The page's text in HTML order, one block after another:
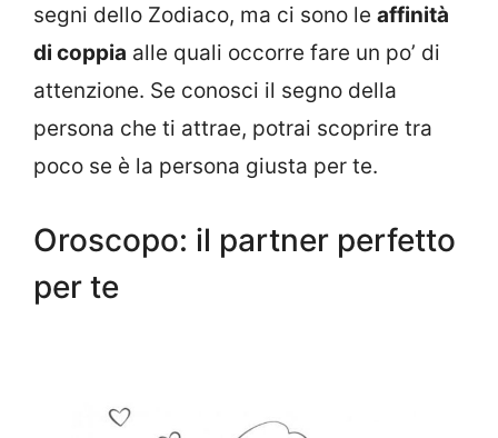
segni dello Zodiaco, ma ci sono le affinità
di coppia alle quali occorre fare un po’ di
attenzione. Se conosci il segno della
persona che ti attrae, potrai scoprire tra
poco se è la persona giusta per te.
Oroscopo: il partner perfetto
per te